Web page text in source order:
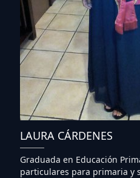
LAURA CÁRDENES
Graduada en Educación
particulares para primaria y